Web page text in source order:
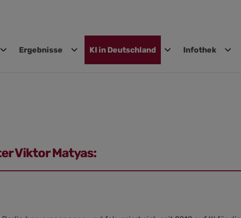
Ergebnisse KI in Deutschland Infothek
Viktor Matyas: